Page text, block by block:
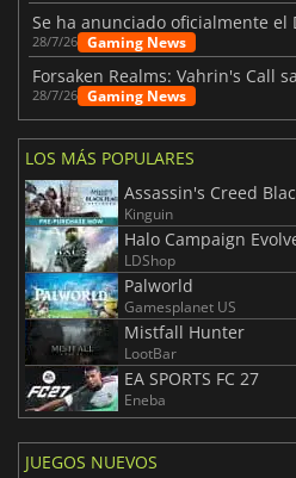
28/7/26 Gaming News
28/7/26 Gaming News
LOS MÁS POPULARES
Assassin's Creed
Kinguin
Halo Campaign
LDShop
Palworld
Gamesplanet US
Mistfall Hunter
LootBar
EA SPORTS FC 27
Eneba
JUEGOS NUEVOS